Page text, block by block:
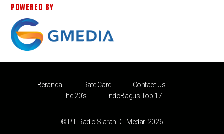
POWERED BY
Beranda Rate Card
Contact Us
The 20’s
IndoBagus Top 17
© PT. Radio Siaran D.I. Medari 2026